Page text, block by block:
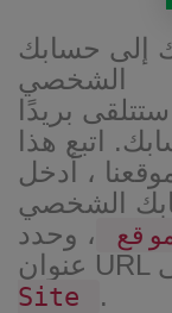
إلى حسابك
الشخصي
ستتلقى بريدًا
اتبع هذا
، أدخل
، وحدد
Site
.